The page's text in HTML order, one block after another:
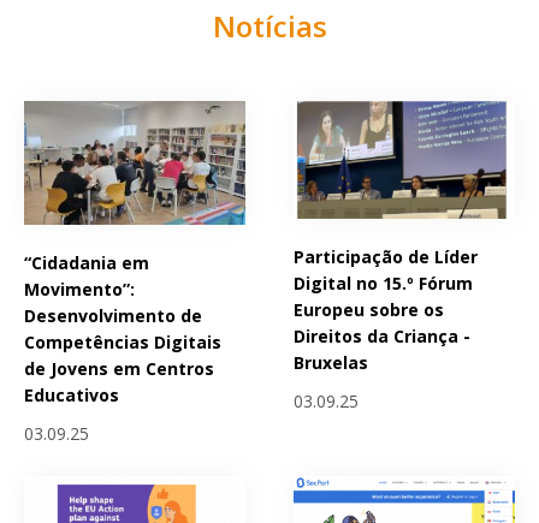
Notícias
“Cidadania em
Movimento”:
Desenvolvimento de
Competências Digitais
de Jovens em Centros
Educativos
03.09.25
Participação de Líder
Digital no 15.º Fórum
Europeu sobre os
Direitos da Criança -
Bruxelas
03.09.25
Páginas